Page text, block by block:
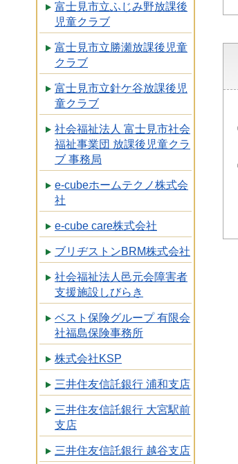
富士見市立ふじみ野放課後
児童クラブ
富士見市立勝瀬放課後児童
クラブ
富士見市立針ケ谷放課後児
童クラブ
社会福祉法人 富士見市社会
福祉事業団 放課後児童クラ
ブ 事務局
e-cubeホームテクノ株式会
社
e-cube care株式会社
ブリヂストンBRM株式会社
社会福祉法人邑元会障害者
支援施設しびらき
ベスト保険グループ 有限会
社福島保険事務所
株式会社KSP
三井住友信託銀行 浦和支店
三井住友信託銀行 大宮駅前
支店
三井住友信託銀行 越谷支店